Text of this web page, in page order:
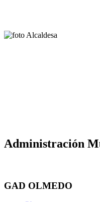
Administración
GAD OLMEDO